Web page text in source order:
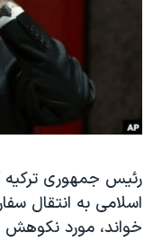
حقوق شهروندی
اقتصادی
گالری عکس
آرشیو پخش زنده
انتخابات ریاست جمهوری
حمله جمهوری اسلامی
اعتراضات زن، زندگی،
مجموعه مستندهای
زبانهای مختلف
رئیس جمهوری
اسلامی به انتقال
خواند، مورد نکوهش